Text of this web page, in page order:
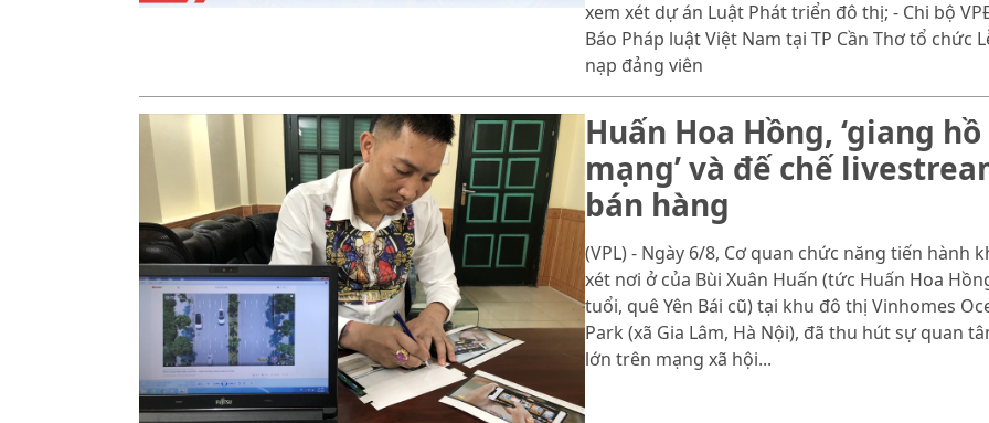
xem xét dự án Luật Phát triển đô thị; - Chi bộ
Báo Pháp luật Việt Nam tại TP Cần Thơ tổ chức
nạp đảng viên
Huấn Hoa Hồng, ‘giang hồ
mạng’ và đế chế
bán hàng
(VPL) - Ngày 6/8, Cơ quan chức năng tiến hành
xét nơi ở của Bùi Xuân Huấn (tức Huấn Hoa
tuổi, quê Yên Bái cũ) tại khu đô thị Vinhomes
Park (xã Gia Lâm, Hà Nội), đã thu hút sự quan
lớn trên mạng xã hội...